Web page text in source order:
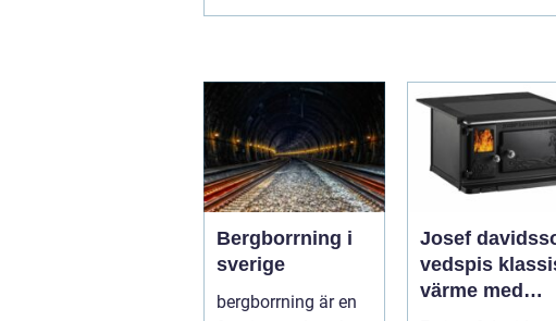
Bergborrning i
sverige
bergborrning är en
Josef
vedspis klassisk
värme med
modern